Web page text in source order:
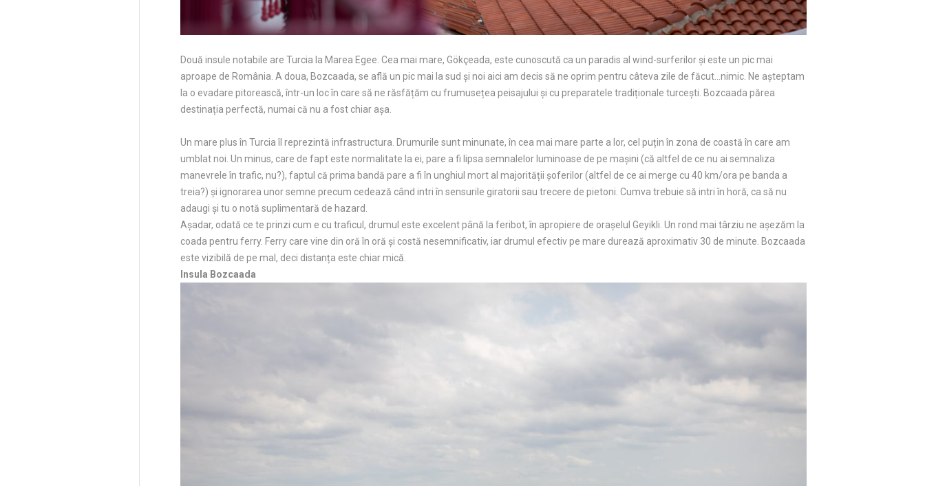
Două insule notabile are Turcia la Marea Egee. Cea mai mare, Gökçeada, este cunoscută ca un paradis al wind-surferilor și este un pic mai
aproape de România. A doua, Bozcaada, se află un pic mai la sud și noi aici am decis să ne oprim pentru câteva zile de făcut…nimic. Ne așteptam
la o evadare pitorească, într-un loc în care să ne răsfățăm cu frumusețea peisajului și cu preparatele tradiționale turcești. Bozcaada părea
destinația perfectă, numai că nu a fost chiar așa.
Un mare plus în Turcia îl reprezintă infrastructura. Drumurile sunt minunate, în cea mai mare parte a lor, cel puțin în zona de coastă în care am
umblat noi. Un minus, care de fapt este normalitate la ei, pare a fi lipsa semnalelor luminoase de pe mașini (că altfel de ce nu ai semnaliza
manevrele în trafic, nu?), faptul că prima bandă pare a fi în unghiul mort al majorității șoferilor (altfel de ce ai merge cu 40 km/ora pe banda a
treia?) și ignorarea unor semne precum cedează când intri în sensurile giratorii sau trecere de pietoni. Cumva trebuie să intri în horă, ca să nu
adaugi și tu o notă suplimentară de hazard.
Așadar, odată ce te prinzi cum e cu traficul, drumul este excelent până la feribot, în apropiere de orașelul Geyikli. Un rond mai târziu ne așezăm la
coada pentru ferry. Ferry care vine din oră în oră și costă nesemnificativ, iar drumul efectiv pe mare durează aproximativ 30 de minute. Bozcaada
este vizibilă de pe mal, deci distanța este chiar mică.
Insula Bozcaada